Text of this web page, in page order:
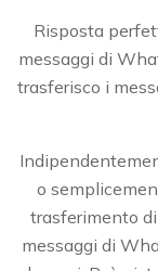
Risposta
messaggi di
trasferisco i
o
trasferimento
messaggi di